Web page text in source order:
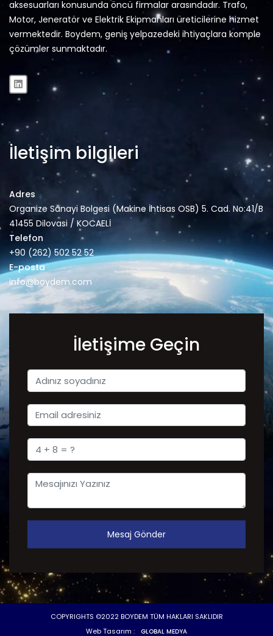
aksesuarları konusunda öncü firmalar arasındadır. Trafo,
Motor, Jeneratör ve Elektrik Ekipmanları üreticilerine hizmet
vermektedir. Boydem, geniş yelpazedeki ihtiyaçlara komple
çözümler sunmaktadır.
İletişim bilgileri
Adres
Organize Sanayi Bolgesi (Makine İhtisas OSB) 5. Cad. No:41/B
41455 Dilovasi / KOCAELİ
Telefon
+90 (262) 502 52 52
E-posta
info@boydem.com
İletişime Geçin
Mesaj Gönder
COPYRIGHTS ©2022 BOYDEM TÜM HAKLARI SAKLIDIR
Web Tasarım :
GLOBAL MEDYA